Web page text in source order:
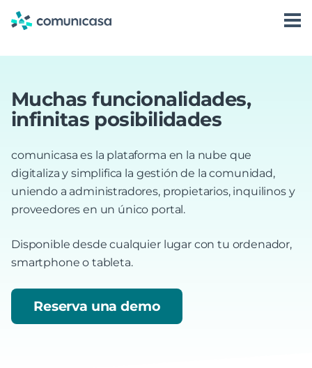
Skip
Muchas funcionalidades,
infinitas posibilidades
comunicasa es la plataforma en la nube que
digitaliza y simplifica la gestión de la comunidad,
uniendo a administradores, propietarios, inquilinos y
proveedores en un único portal.
Disponible desde cualquier lugar con tu ordenador,
smartphone o tableta.
Reserva una demo